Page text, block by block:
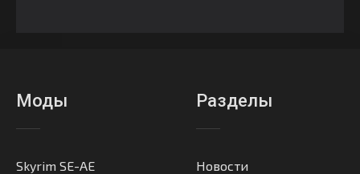
Моды
Skyrim SE-AE
Разделы
Новости